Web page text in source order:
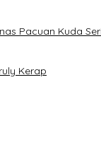
Pacuan Kuda
Kerap